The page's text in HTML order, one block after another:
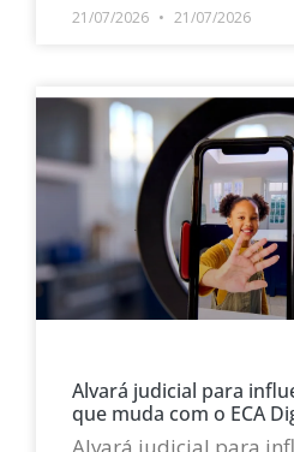
21/07/2026 21/07/2026
Alvará judicial para
que muda com o ECA